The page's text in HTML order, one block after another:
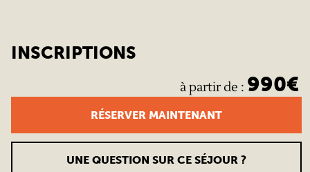
INSCRIPTIONS
à partir de : 990€
RÉSERVER MAINTENANT
UNE QUESTION SUR CE SÉJOUR ?